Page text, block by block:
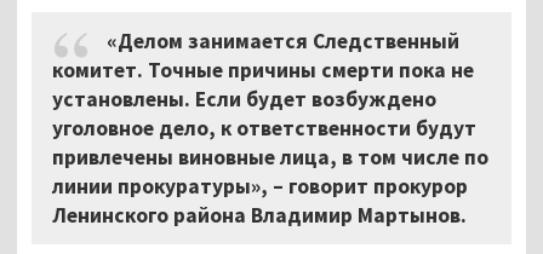
«Делом занимается Следственный
комитет. Точные причины смерти пока не
установлены. Если будет возбуждено
уголовное дело, к ответственности будут
привлечены виновные лица, в том числе по
линии прокуратуры», – говорит прокурор
Ленинского района Владимир Мартынов.